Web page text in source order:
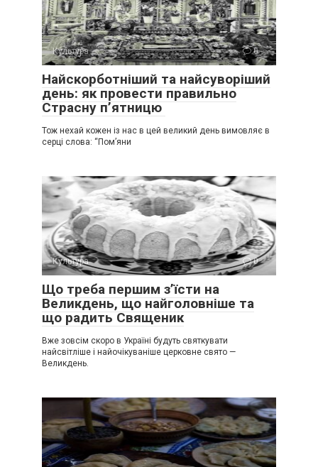
Культура 0
Найскорботніший та найсуворіший
день: як провести правильно
Страсну п’ятницю
Тож нехай кожен із нас в цей великий день вимовляє в
серці слова: “Пом’яни
Культура 0
Що треба першим з’їсти на
Великдень, що найголовніше та
що радить Священик
Вже зовсім скоро в Україні будуть святкувати
найсвітліше і найочікуваніше церковне свято —
Великдень.